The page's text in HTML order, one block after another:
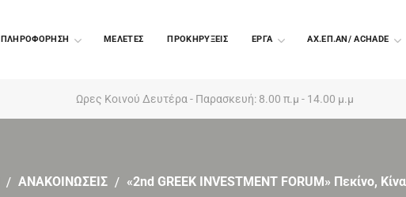
ΠΛΗΡΟΦΟΡΗΣΗ ΜΕΛΕΤΕΣ ΠΡΟΚΗΡΥΞΕΙΣ EΡΓΑ ΑΧ.ΕΠ.ΑΝ/ ACHADE
Ωρες Κοινού Δευτέρα - Παρασκευή: 8.00 π.μ - 14.00 μ.μ
ΑΝΑΚΟΙΝΩΣΕΙΣ «2nd GREEK INVESTMENT FORUM» Πεκίνο,